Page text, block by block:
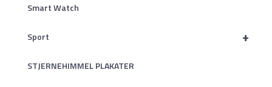
Smart Watch
+
Sport
STJERNEHIMMEL PLAKATER